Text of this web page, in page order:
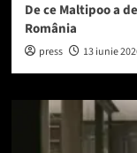
De ce Maltipoo a
România
press 13 iunie